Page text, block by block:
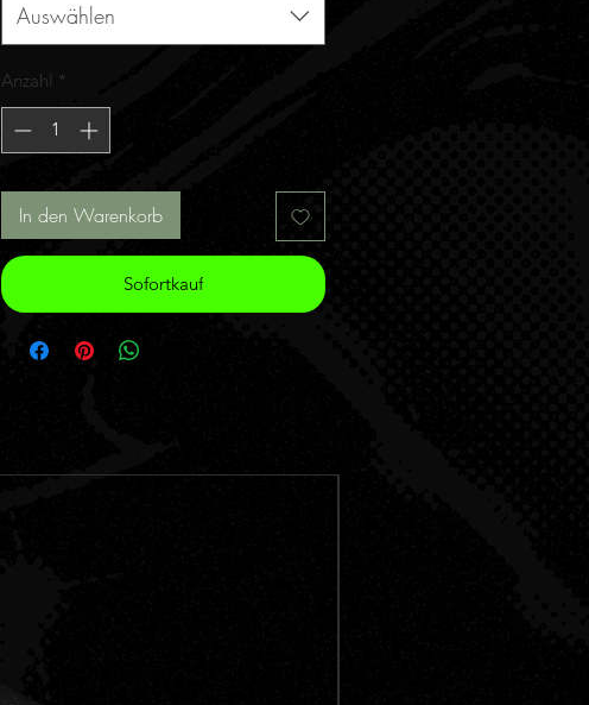
Auswählen
Anzahl *
In den Warenkorb
Sofortkauf